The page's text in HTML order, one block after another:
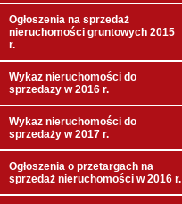
Ogłoszenia na sprzedaż
nieruchomości gruntowych 2015
r.
Wykaz nieruchomości do
sprzedazy w 2016 r.
Wykaz nieruchomości do
sprzedaży w 2017 r.
Ogłoszenia o przetargach na
sprzedaż nieruchomości w 2016 r.